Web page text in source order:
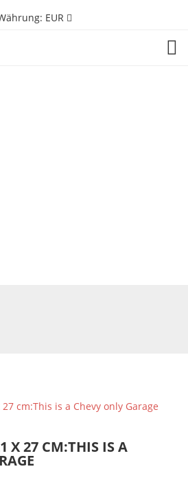
EUR
X 27 CM:THIS IS A